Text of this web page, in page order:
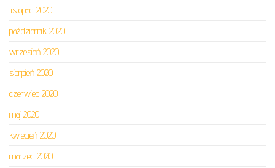
listopad 2020
październik 2020
wrzesień 2020
sierpień 2020
czerwiec 2020
maj 2020
kwiecień 2020
marzec 2020